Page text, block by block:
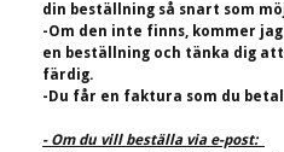
din beställning så snart som
-Om den inte finns, kommer
en beställning och tänka dig
färdig.
-Du får en faktura som du
- Om du vill beställa via e-post: